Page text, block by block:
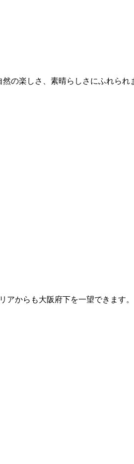
の楽しさ、素晴らしさにふれられ
からも大阪府下を一望できます。